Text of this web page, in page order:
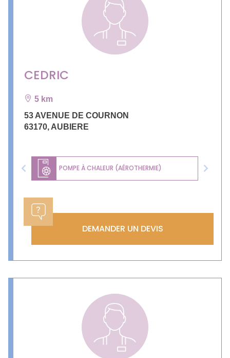
CEDRIC
5 km
53 AVENUE DE COURNON
63170, AUBIERE
POMPE À CHALEUR (AÉROTHERMIE)
Previous Next
DEMANDER UN DEVIS